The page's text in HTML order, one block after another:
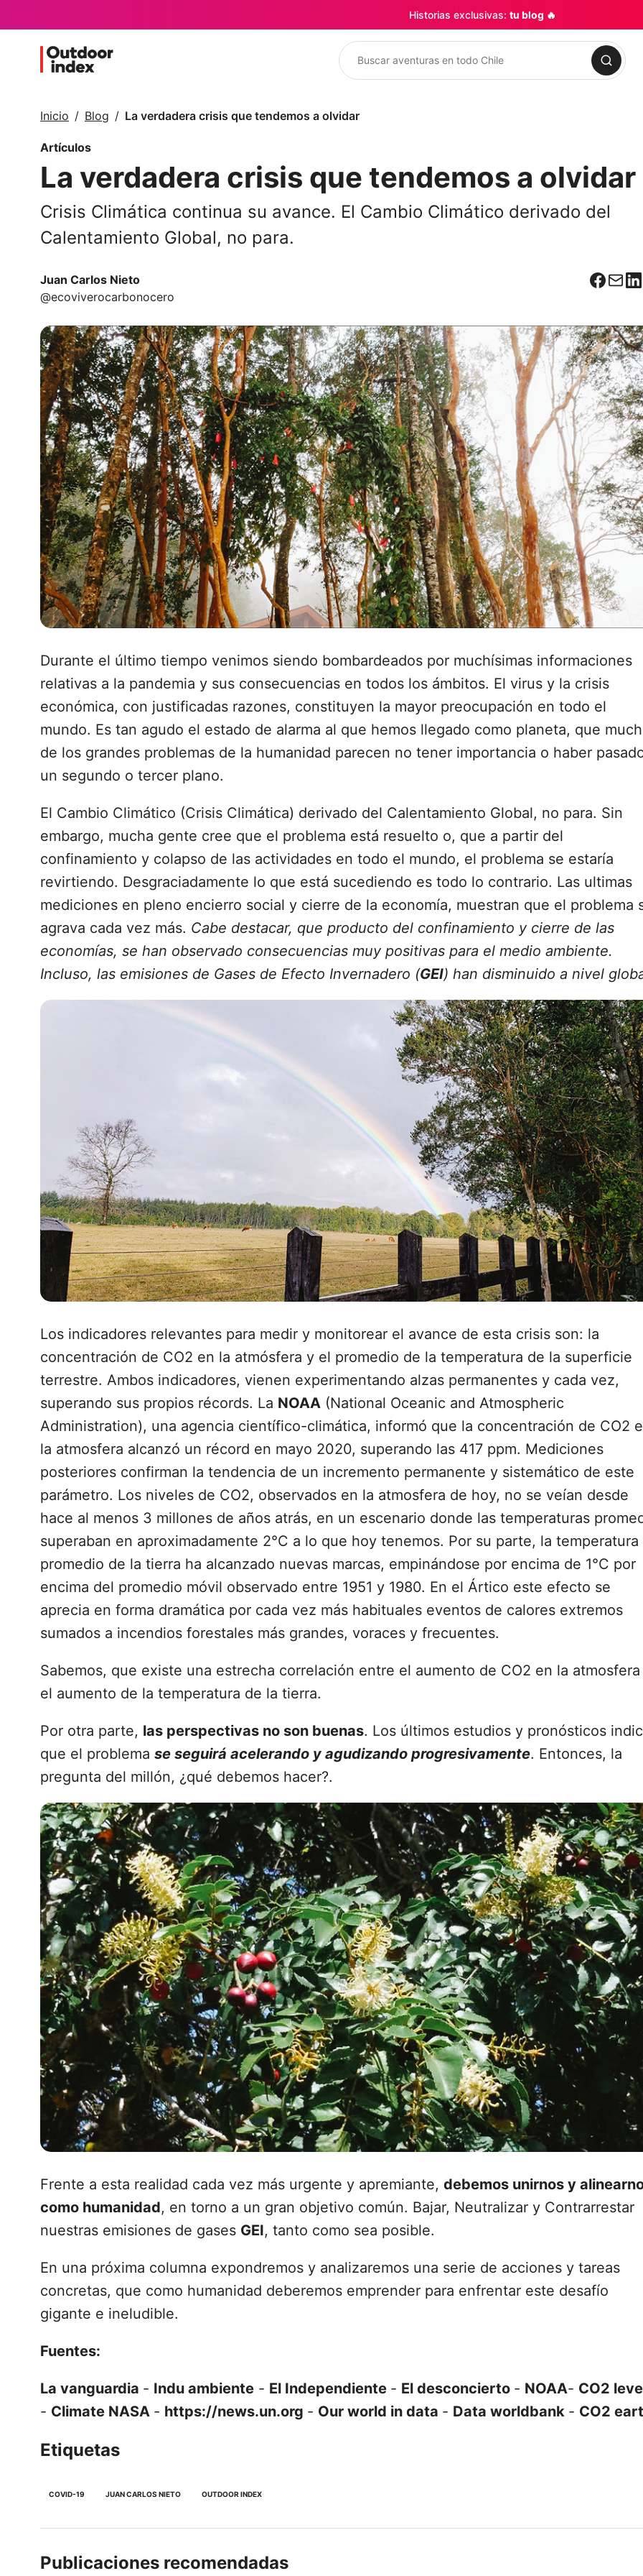
Historias exclusivas: tu blog 🔥
Buscar
Inicio Blog La verdadera crisis que tendemos a olvidar
Artículos
La verdadera crisis que tendemos a olvidar
Crisis Climática continua su avance. El Cambio Climático derivado del
Calentamiento Global, no para.
Juan Carlos Nieto
@ecoviverocarbonocero
Durante el último tiempo venimos siendo bombardeados por muchísimas informaciones
relativas a la pandemia y sus consecuencias en todos los ámbitos. El virus y la crisis
económica, con justificadas razones, constituyen la mayor preocupación en todo el
mundo. Es tan agudo el estado de alarma al que hemos llegado como planeta, que
de los grandes problemas de la humanidad parecen no tener importancia o haber
un segundo o tercer plano.
El Cambio Climático (Crisis Climática) derivado del Calentamiento Global, no para. Sin
embargo, mucha gente cree que el problema está resuelto o, que a partir del
confinamiento y colapso de las actividades en todo el mundo, el problema se estaría
revirtiendo. Desgraciadamente lo que está sucediendo es todo lo contrario. Las ultimas
mediciones en pleno encierro social y cierre de la economía, muestran que el problema
agrava cada vez más. Cabe destacar, que producto del confinamiento y cierre de las
economías, se han observado consecuencias muy positivas para el medio ambiente.
Incluso, las emisiones de Gases de Efecto Invernadero (GEI) han disminuido a nivel
Los indicadores relevantes para medir y monitorear el avance de esta crisis son: la
concentración de CO2 en la atmósfera y el promedio de la temperatura de la superficie
terrestre. Ambos indicadores, vienen experimentando alzas permanentes y cada vez,
superando sus propios récords. La NOAA (National Oceanic and Atmospheric
Administration), una agencia científico-climática, informó que la concentración de CO2
la atmosfera alcanzó un récord en mayo 2020, superando las 417 ppm. Mediciones
posteriores confirman la tendencia de un incremento permanente y sistemático de este
parámetro. Los niveles de CO2, observados en la atmosfera de hoy, no se veían desde
hace al menos 3 millones de años atrás, en un escenario donde las temperaturas
superaban en aproximadamente 2°C a lo que hoy tenemos. Por su parte, la temperatura
promedio de la tierra ha alcanzado nuevas marcas, empinándose por encima de 1°C por
encima del promedio móvil observado entre 1951 y 1980. En el Ártico este efecto se
aprecia en forma dramática por cada vez más habituales eventos de calores extremos
sumados a incendios forestales más grandes, voraces y frecuentes.
Sabemos, que existe una estrecha correlación entre el aumento de CO2 en la
el aumento de la temperatura de la tierra.
Por otra parte, las perspectivas no son buenas. Los últimos estudios y pronósticos
que el problema se seguirá acelerando y agudizando progresivamente. Entonces, la
pregunta del millón, ¿qué debemos hacer?.
Frente a esta realidad cada vez más urgente y apremiante, debemos unirnos y
como humanidad, en torno a un gran objetivo común. Bajar, Neutralizar y Contrarrestar
nuestras emisiones de gases GEI, tanto como sea posible.
En una próxima columna expondremos y analizaremos una serie de acciones y tareas
concretas, que como humanidad deberemos emprender para enfrentar este desafío
gigante e ineludible.
Fuentes:
La vanguardia - Indu ambiente - El Independiente - El desconcierto - NOAA- CO2
- Climate NASA - https://news.un.org - Our world in data - Data worldbank - CO2
Etiquetas
COVID-19 JUAN CARLOS NIETO OUTDOOR INDEX
Publicaciones recomendadas